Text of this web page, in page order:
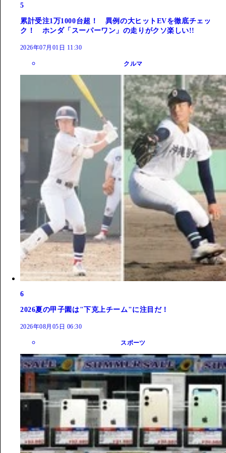
5
累計受注1万1000台超！ 異例の大ヒットEVを徹底チェッ
ク！ ホンダ「スーパーワン」の走りがクソ楽しい!!
2026年07月01日 11:30
クルマ
6
2026夏の甲子園は"下克上チーム"に注目だ！
2026年08月05日 06:30
スポーツ